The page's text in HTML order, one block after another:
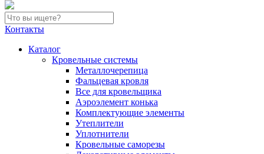
Контакты
Каталог
Кровельные системы
Металлочерепица
Фальцевая кровля
Все для кровельщика
Аэроэлемент конька
Комплектующие элементы
Утеплители
Уплотнители
Кровельные саморезы